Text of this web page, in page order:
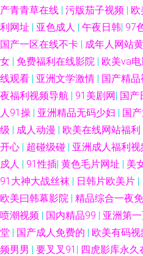
产青青草在线 | 污版茄子视频 | 欧
利网址 | 亚色成人 | 午夜日韩| 97
国产一区在线不卡 | 成年人网站黄
女 | 免费福利在线影院 | 欧美va
线观看 | 亚洲文学激情 | 国产精
夜福利视频导航 | 91美剧网| 国产
人91操 | 亚洲精品无码少妇 | 国
级 | 成人动漫 | 欧美在线网站福利
开心 | 超碰级碰 | 亚洲成人福利视
戍人 | 91性插| 黄色毛片网址 | 美
91大神大战丝袜 | 日韩片欧美片 |
欧美曰韩幕影院 | 精品综合一夜
喷潮视频 | 国内精品99 | 亚洲第
堂 | 国产成人免费的 | 欧美有码视
频男男 | 要叉叉91 | 四虎影库永久